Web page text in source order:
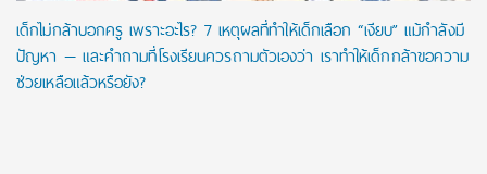
เด็กไม่กล้าบอกครู เพราะอะไร? 7 เหตุผลที่ทำให้เด็กเลือก “เงียบ” แม้กำลังมี
ปัญหา — และคำถามที่โรงเรียนควรถามตัวเองว่า เราทำให้เด็กกล้าขอความ
ช่วยเหลือแล้วหรือยัง?